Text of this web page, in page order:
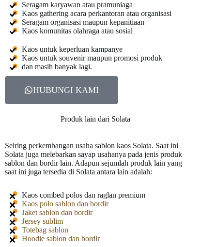
Seragam karyawan atau pramuniaga
Kaos gathering acara perkantoran atau organisasi
Seragam organisasi maupun kepanitiaan
Kaos komunitas olahraga atau sosial
Kaos untuk keperluan kampanye
Kaos untuk souvenir maupun promosi produk
dan masih banyak lagi.
HUBUNGI KAMI
Produk lain dari Solata
Seiring perkembangan usaha sablon kaos Solata. Saat ini
Solata juga melebarkan sayap usahanya pada jenis produk
sablon dan bordir lain. Adapun sejumlah produk lain yang
saat ini juga tersedia di Solata antara lain adalah:
Kaos combed polos dan raglan premium
Kaos polo sablon dan bordir
Jaket sablon dan bordir
Jersey sublim
Totebag sablon
Hoodie sablon dan bordir